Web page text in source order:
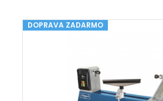
PRIDAŤ DO KOŠÍKA
DOPRAVA ZADARMO